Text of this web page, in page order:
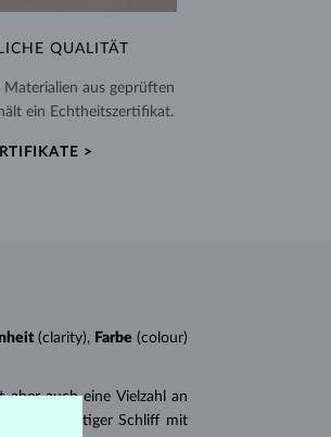
QUALITÄT
aus geprüften
ein Echtheitszertifikat.
>
(clarity), Farbe (colour)
aber auch eine Vielzahl an
oder vierseitiger Schliff mit